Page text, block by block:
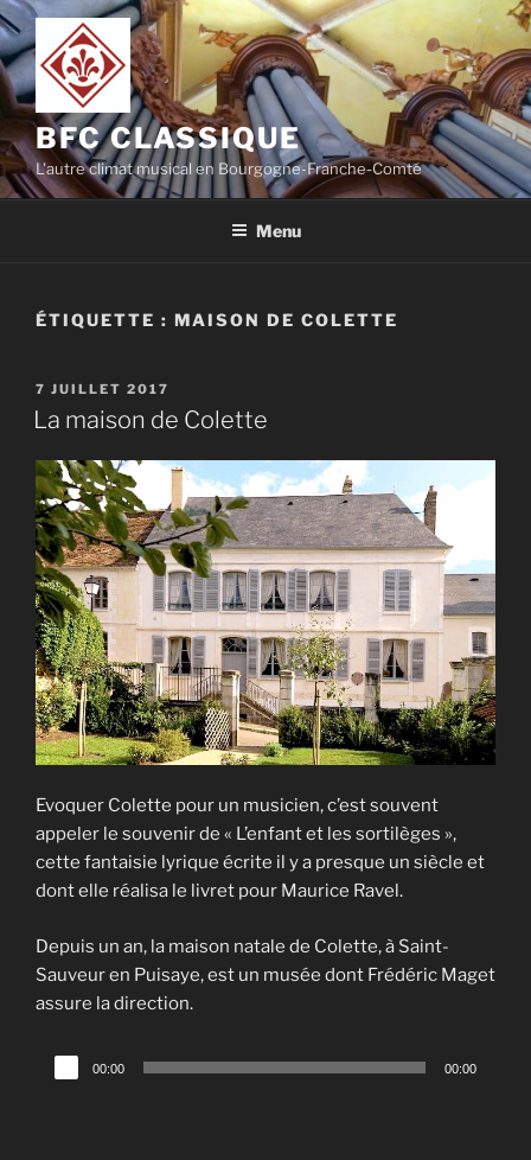
Aller
au
contenu
principal
BFC CLASSIQUE
L'autre climat musical en Bourgogne-Franche-Comté
Menu
ÉTIQUETTE : MAISON DE COLETTE
PUBLIÉ
LE
7 JUILLET 2017
La maison de Colette
Evoquer Colette pour un musicien, c’est souvent
appeler le souvenir de « L’enfant et les sortilèges »,
cette fantaisie lyrique écrite il y a presque un siècle et
dont elle réalisa le livret pour Maurice Ravel.
Depuis un an, la maison natale de Colette, à Saint-
Sauveur en Puisaye, est un musée dont Frédéric Maget
assure la direction.
Lecteur
audio
00:00 00:00